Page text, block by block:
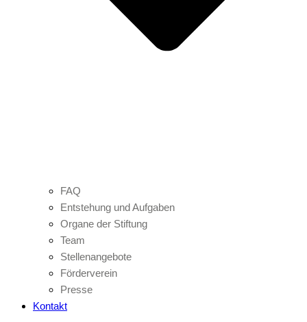
FAQ
Entstehung und Aufgaben
Organe der Stiftung
Team
Stellenangebote
Förderverein
Presse
Kontakt